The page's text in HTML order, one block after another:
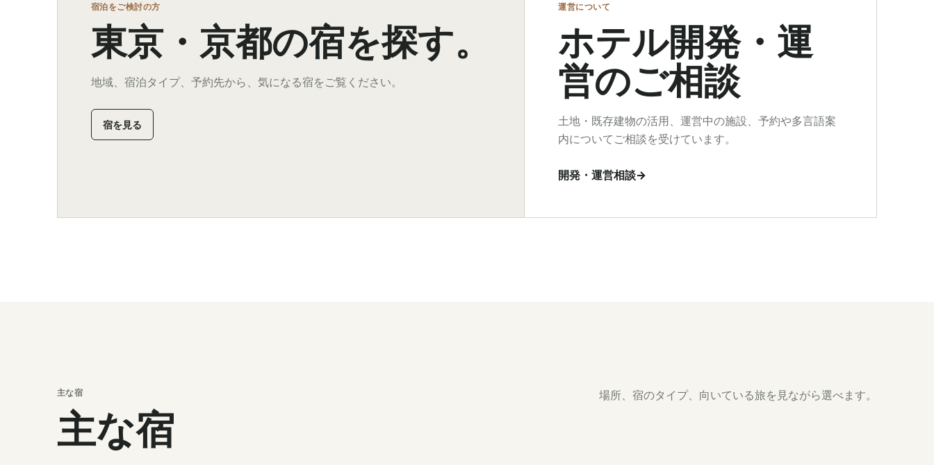
宿泊をご検討の方
東京・京都の宿を探す。
地域、宿泊タイプ、予約先から、気になる宿をご覧ください。
宿を見る
運営について
ホテル開発・運
営のご相談
土地・既存建物の活用、運営中の施設、予約や多言語案
内についてご相談を受けています。
開発・運営相談
主な宿
主な宿
場所、宿のタイプ、向いている旅を見ながら選べます。